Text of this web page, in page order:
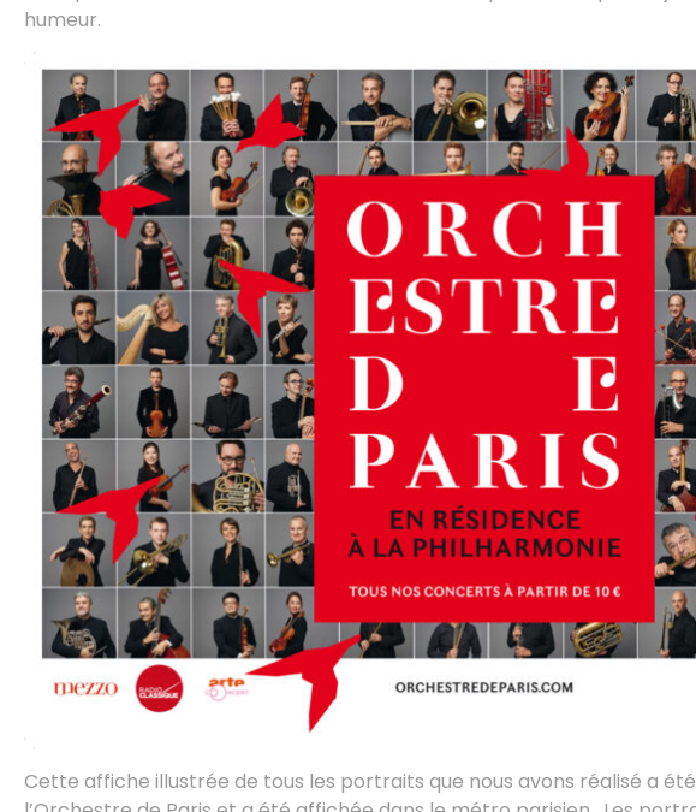
humeur.
Cette affiche illustrée de tous les portraits que nous avons réalisé a